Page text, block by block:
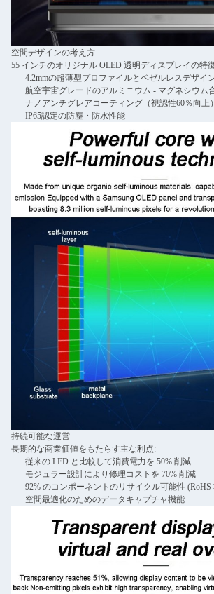
空間デザインの考え方
55 インチのオリジナル OLED 透明ディスプレイの特
4.2mmの超薄型プロファイルとベゼルレスデザイ
航空宇宙グレードのアルミニウム - マグネシウム
ナノアンチグレアコーティング（視認性60％向上）
IP65認定の防塵・防水性能
持続可能な運営
長期的な商業価値をもたらす主な利点:
従来の LED と比較して消費電力を 50% 削減
モジュラー設計により修理コストを 70% 削減
92% のコンポーネントのリサイクル可能性 (RoHS
空間最適化のためのデータキャプチャ機能